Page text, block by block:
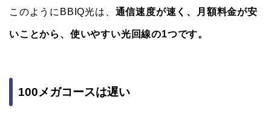
このようにBBIQ光は、 通信速度が速く、月額料金が安
いことから、使いやすい光回線の1つです。
100メガコースは遅い